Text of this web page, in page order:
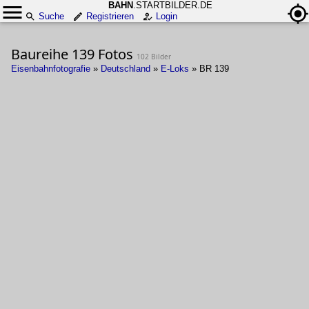
BAHN .STARTBILDER.DE
Suche
Registrieren Login
Baureihe 139 Fotos 102 Bilder
Eisenbahnfotografie » Deutschland » E-Loks » BR 139